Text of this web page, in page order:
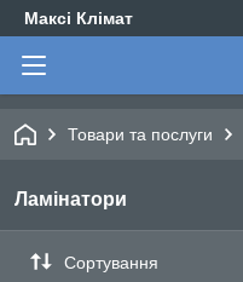
Максі Клімат
Товари та послуги
Ламінатори
Сортування